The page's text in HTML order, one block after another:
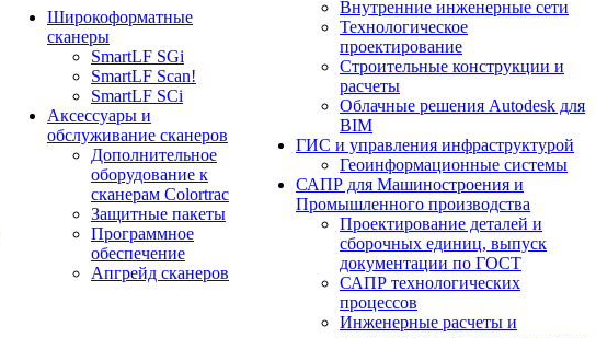
Широкоформатные
сканеры
SmartLF SGi
SmartLF Scan!
SmartLF SCi
Аксессуары и
обслуживание сканеров
Дополнительное
оборудование к
сканерам Colortrac
Защитные пакеты
Программное
обеспечение
Апгрейд сканеров
Внутренние инженерные сети
Технологическое
проектирование
Строительные конструкции и
расчеты
Облачные решения Autodesk для
BIM
ГИС и управления инфраструктурой
Геоинформационные системы
САПР для Машиностроения и
Промышленного производства
Проектирование деталей и
сборочных единиц, выпуск
документации по ГОСТ
САПР технологических
процессов
Инженерные расчеты и